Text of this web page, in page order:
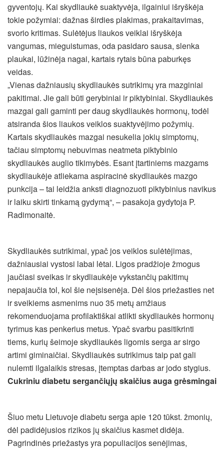
gyventojų. Kai skydliaukė suaktyvėja, ilgainiui išryškėja
tokie požymiai: dažnas širdies plakimas, prakaitavimas,
svorio kritimas. Sulėtėjus liaukos veiklai išryškėja
vangumas, mieguistumas, oda pasidaro sausa, slenka
plaukai, lūžinėja nagai, kartais rytais būna paburkęs
veidas.
„Vienas dažniausių skydliaukės sutrikimų yra mazginiai
pakitimai. Jie gali būti gerybiniai ir piktybiniai. Skydliaukės
mazgai gali gaminti per daug skydliaukės hormonų, todėl
atsiranda šios liaukos veiklos suaktyvėjimo požymių.
Kartais skydliaukės mazgai nesukelia jokių simptomų,
tačiau simptomų nebuvimas neatmeta piktybinio
skydliaukės auglio tikimybės. Esant įtartiniems mazgams
skydliaukėje atliekama aspiracinė skydliaukės mazgo
punkcija – tai leidžia anksti diagnozuoti piktybinius navikus
ir laiku skirti tinkamą gydymą“, – pasakoja gydytoja P.
Radimonaitė.
Skydliaukės sutrikimai, ypač jos veiklos sulėtėjimas,
dažniausiai vystosi labai lėtai. Ligos pradžioje žmogus
jaučiasi sveikas ir skydliaukėje vykstančių pakitimų
nepajaučia tol, kol šie neįsisenėja. Dėl šios priežasties net
ir sveikiems asmenims nuo 35 metų amžiaus
rekomenduojama profilaktiškai atlikti skydliaukės hormonų
tyrimus kas penkerius metus. Ypač svarbu pasitikrinti
tiems, kurių šeimoje skydliaukės ligomis serga ar sirgo
artimi giminaičiai. Skydliaukės sutrikimus taip pat gali
nulemti ilgalaikis stresas, įtemptas darbas ar jodo stygius.
Cukriniu diabetu sergančiųjų skaičius auga grėsmingai
Šiuo metu Lietuvoje diabetu serga apie 120 tūkst. žmonių,
dėl padidėjusios rizikos jų skaičius kasmet didėja.
Pagrindinės priežastys yra populiacijos senėjimas,